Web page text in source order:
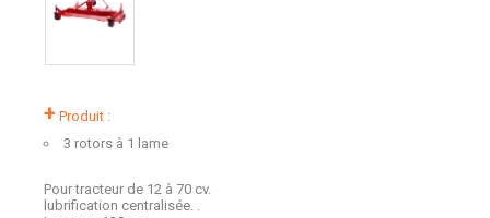
+ Produit :
3 rotors à 1 lame
Pour tracteur de 12 à 70 cv.
lubrification centralisée. .